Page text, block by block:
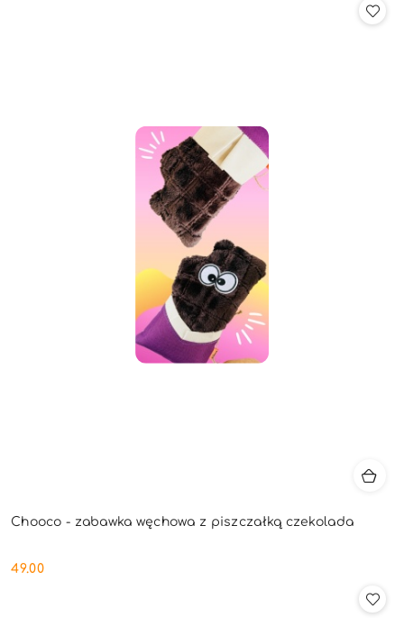
Chooco - zabawka węchowa z piszczałką czekolada
Cena:
49.00